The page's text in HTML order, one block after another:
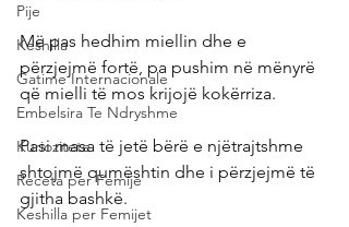
Pije
Keshilla
Gatime Internacionale
Embelsira Te Ndryshme
Kuriozitete
Receta per Femije
Keshilla per Femijet
Më pas hedhim miellin dhe e
përzjejmë fortë, pa pushim në mënyrë
që mielli të mos krijojë kokërriza.
Pasi masa të jetë bërë e njëtrajtshme
shtojmë qumështin dhe i përzjejmë të
gjitha bashkë.